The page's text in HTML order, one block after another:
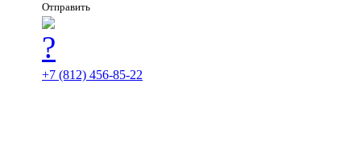
Отправить
+7 (812) 456-85-22